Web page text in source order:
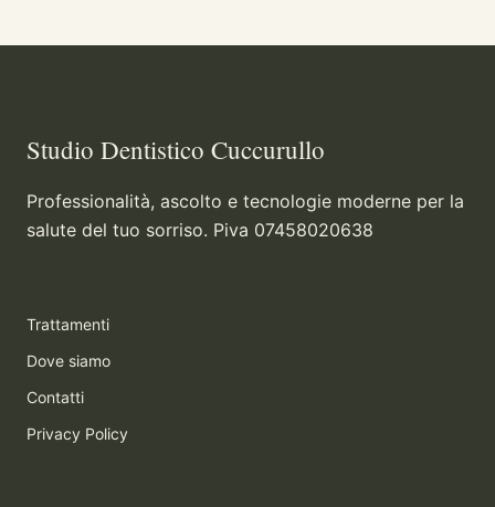
Studio Dentistico Cuccurullo
Professionalità, ascolto e tecnologie moderne per la
salute del tuo sorriso. Piva 07458020638
Trattamenti
Dove siamo
Contatti
Privacy Policy